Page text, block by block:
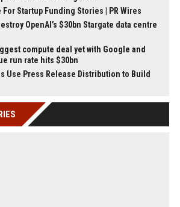
For Startup Funding Stories | PR Wires
OpenAI’s $30bn Stargate data centre
compute deal yet with Google and
run rate hits $30bn
Use Press Release Distribution to Build